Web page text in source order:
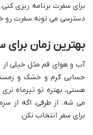
برای سفرت برنامه ریزی
دسترسی می تونه سفرت رو
بهترین زمان
آب و هوای قم مثل خیلی از
حسابی گرم و خشک و
هستی، بهتره تو تیرماه
می شه. از طرفی، اگه از
برای سفر انتخاب نکن.